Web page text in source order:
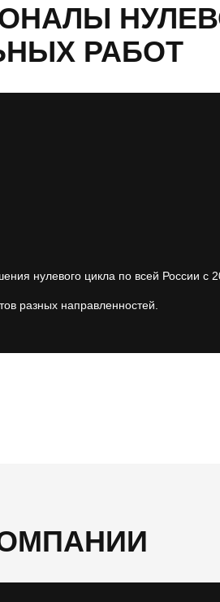
РАБОТ
нулевого цикла по всей России с
разных направленностей.